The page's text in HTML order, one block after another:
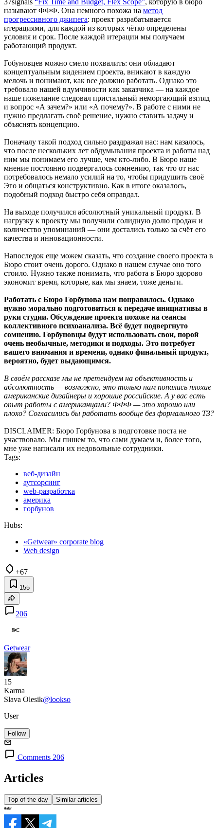
называют ФФФ. Она немного похожа на метод
прогрессивного джипега: проект разрабатывается
итерациями, для каждой из которых чётко определены
условия и срок. После каждой итерации мы получаем
работающий продукт.
Гобуновцев можно смело похвалить: они обладают
концептуальным видением проекта, вникают в каждую
мелочь и понимают, как все должно работать. Однако это
требовало нашей вдумчивости как заказчика — на каждое
наше пожелание следовал пристальный неморгающий взгляд
и вопрос «А зачем?» или «А почему?». В работе с ними не
нужно предлагать своё решение, нужно ставить задачу и
объяснять концепцию.
Поначалу такой подход сильно раздражал нас: нам казалось,
что после нескольких лет обдумывания проекта и работы над
ним мы понимаем его лучше, чем кто-либо. В Бюро наше
мнение постоянно подвергалось сомнению, так что от нас
потребовалось немало усилий на то, чтобы придушить своё
Эго и общаться конструктивно. Как в итоге оказалось,
подобный подход быстро себя оправдал.
На выходе получился абсолютный уникальный продукт. В
нагрузку к проекту мы получили солидную долю продаж и
количество упоминаний — они достались только за счёт его
качества и инновационности.
Напоследок еще можем сказать, что создание своего проекта в
Бюро стоит очень дорого. Однако в нашем случае оно того
стоило. Нужно также понимать, что работа в Бюро здорово
экономит время, которые, как мы знаем, тоже деньги.
Работать с Бюро Горбунова нам понравилось. Однако
нужно морально подготовиться к передаче инициативы в
руки студии. Обсуждение проекта похоже на сеансы
коллективного психоанализа. Всё будет подвергнуто
сомнению. Горбуновцы будут использовать свои, порой
очень необычные, методики и подходы. Это потребует
вашего внимания и времени, однако финальный продукт,
вероятно, будет выдающимся.
В своём рассказе мы не претендуем на объективность и
абсолютность — возможно, это только нам попались плохие
американские дизайнеры и хорошие российские. А у вас есть
опыт работы с американцами? ФФФ — это хорошо или
плохо? Согласились бы работать вообще без формального ТЗ?
DISCLAIMER: Бюро Горбунова в подготовке поста не
участвовало. Мы пишем то, что сами думаем и, более того,
мне уже написали их недовольные сотрудники.
Tags:
веб-дизайн
аутсорсинг
web-разработка
америка
горбунов
Hubs:
«Getwear» corporate blog
Web design
+67
155
206
Getwear
15
Karma
Slava Olesik@lookso
User
Follow
Comments 206
Articles
Top of the day Similar articles